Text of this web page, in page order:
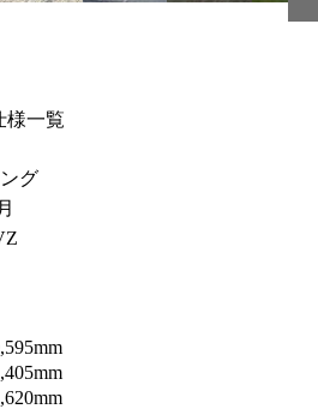
様一覧
グ